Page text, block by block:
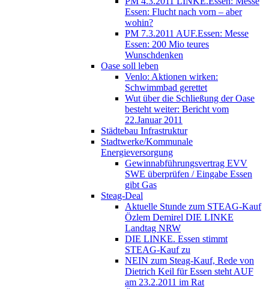
Essen: Flucht nach vorn – aber
wohin?
PM 7.3.2011 AUF.Essen: Messe
Essen: 200 Mio teures
Wunschdenken
Oase soll leben
Venlo: Aktionen wirken:
Schwimmbad gerettet
Wut über die Schließung der Oase
besteht weiter: Bericht vom
22.Januar 2011
Städtebau Infrastruktur
Stadtwerke/Kommunale
Energieversorgung
Gewinnabführungsvertrag EVV
SWE überprüfen / Eingabe Essen
gibt Gas
Steag-Deal
Aktuelle Stunde zum STEAG-Kauf
Özlem Demirel DIE LINKE
Landtag NRW
DIE LINKE. Essen stimmt
STEAG-Kauf zu
NEIN zum Steag-Kauf, Rede von
Dietrich Keil für Essen steht AUF
am 23.2.2011 im Rat